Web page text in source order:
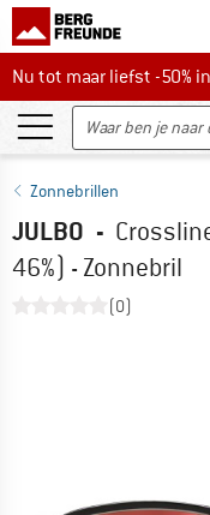
Nu tot maar liefst -50% in
Nu tot maar liefst -50%
Zonnebrillen
JULBO -
46%) - Zonnebril
(0)